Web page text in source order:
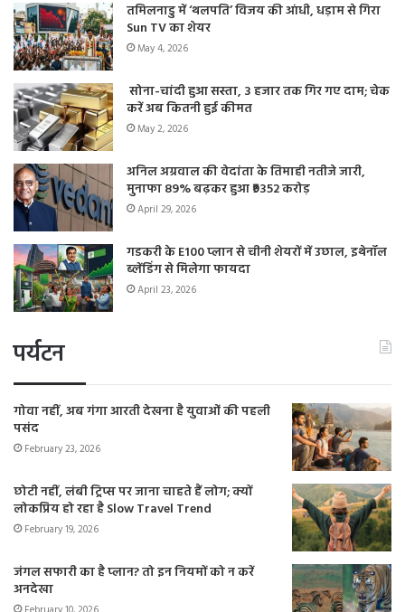
तमिलनाडु में ‘थलपति’ विजय की आंधी, धड़ाम से गिरा
Sun TV का शेयर
May 4, 2026
सोना-चांदी हुआ सस्ता, 3 हजार तक गिर गए दाम; चेक
करें अब कितनी हुई कीमत
May 2, 2026
अनिल अग्रवाल की वेदांता के तिमाही नतीजे जारी,
मुनाफा 89% बढ़कर हुआ ₹9352 करोड़
April 29, 2026
गडकरी के E100 प्लान से चीनी शेयरों में उछाल, इथेनॉल
ब्लेंडिंग से मिलेगा फायदा
April 23, 2026
पर्यटन
गोवा नहीं, अब गंगा आरती देखना है युवाओं की पहली
पसंद
February 23, 2026
छोटी नहीं, लंबी ट्रिप्स पर जाना चाहते हैं लोग; क्यों
लोकप्रिय हो रहा है Slow Travel Trend
February 19, 2026
जंगल सफारी का है प्लान? तो इन नियमों को न करें
अनदेखा